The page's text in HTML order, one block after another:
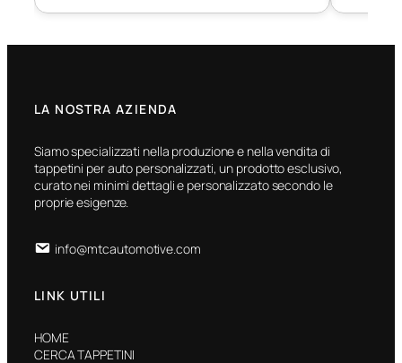
LA NOSTRA AZIENDA
Siamo specializzati nella produzione e nella vendita di
tappetini per auto personalizzati, un prodotto esclusivo,
curato nei minimi dettagli e personalizzato secondo le
proprie esigenze.
info@mtcautomotive.com
LINK UTILI
HOME
CERCA TAPPETINI